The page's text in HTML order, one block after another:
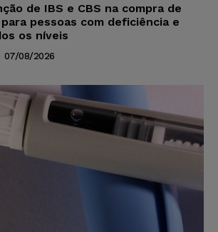
de IBS e CBS na compra de
pessoas com deficiência e
os níveis
07/08/2026